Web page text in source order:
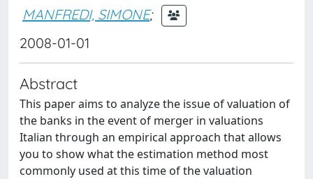
MANFREDI, SIMONE;
2008-01-01
Abstract
This paper aims to analyze the issue of valuation of
the banks in the event of merger in valuations
Italian through an empirical approach that allows
you to show what the estimation method most
commonly used at this time of the valuation